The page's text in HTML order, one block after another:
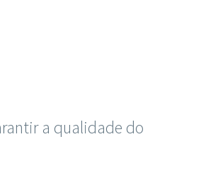
a qualidade do